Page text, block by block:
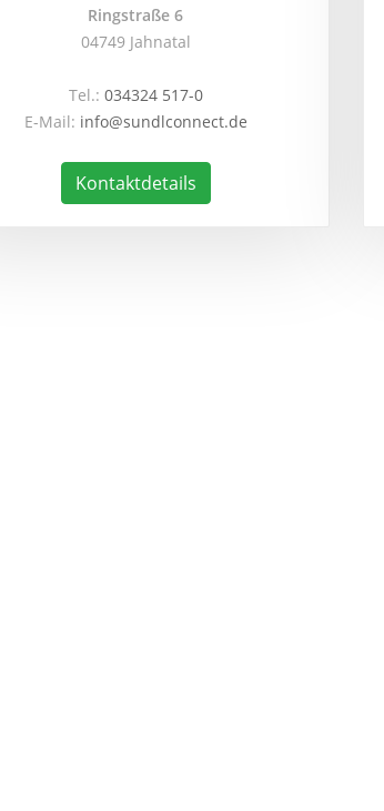
Ringstraße 6
04749 Jahnatal
Tel.: 034324 517-0
E-Mail: info@sundlconnect.de
Kontaktdetails